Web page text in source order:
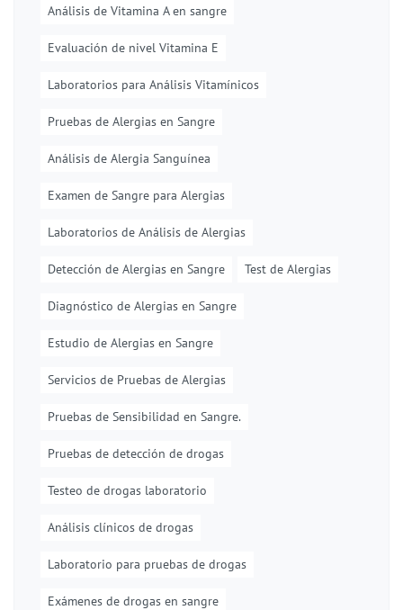
Análisis de Vitamina A en sangre
Evaluación de nivel Vitamina E
Laboratorios para Análisis Vitamínicos
Pruebas de Alergias en Sangre
Análisis de Alergia Sanguínea
Examen de Sangre para Alergias
Laboratorios de Análisis de Alergias
Detección de Alergias en Sangre Test de Alergias
Diagnóstico de Alergias en Sangre
Estudio de Alergias en Sangre
Servicios de Pruebas de Alergias
Pruebas de Sensibilidad en Sangre.
Pruebas de detección de drogas
Testeo de drogas laboratorio
Análisis clínicos de drogas
Laboratorio para pruebas de drogas
Exámenes de drogas en sangre